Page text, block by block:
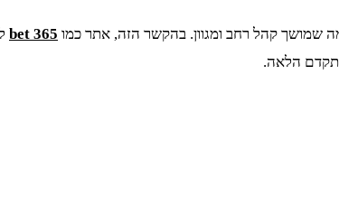
שמושך קהל רחב ומגוון. בהקשר הזה, אתר כמו 365 bet
הלאה.